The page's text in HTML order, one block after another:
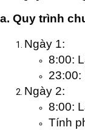
a. Quy trình
Ngày 1:
8:00:
23:00:
Ngày 2:
8:00:
Tính